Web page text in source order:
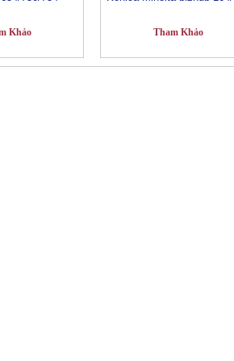
Khảo Tham Khảo